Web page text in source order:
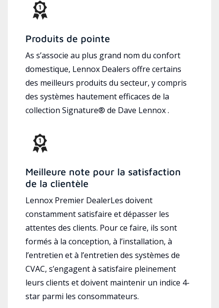
Produits de pointe
As s’associe au plus grand nom du confort
domestique, Lennox Dealers offre certains
des meilleurs produits du secteur, y compris
des systèmes hautement efficaces de la
collection Signature® de Dave Lennox .
Meilleure note pour la satisfaction
de la clientèle
Lennox Premier DealerLes doivent
constamment satisfaire et dépasser les
attentes des clients. Pour ce faire, ils sont
formés à la conception, à l’installation, à
l’entretien et à l’entretien des systèmes de
CVAC, s’engagent à satisfaire pleinement
leurs clients et doivent maintenir un indice 4-
star parmi les consommateurs.